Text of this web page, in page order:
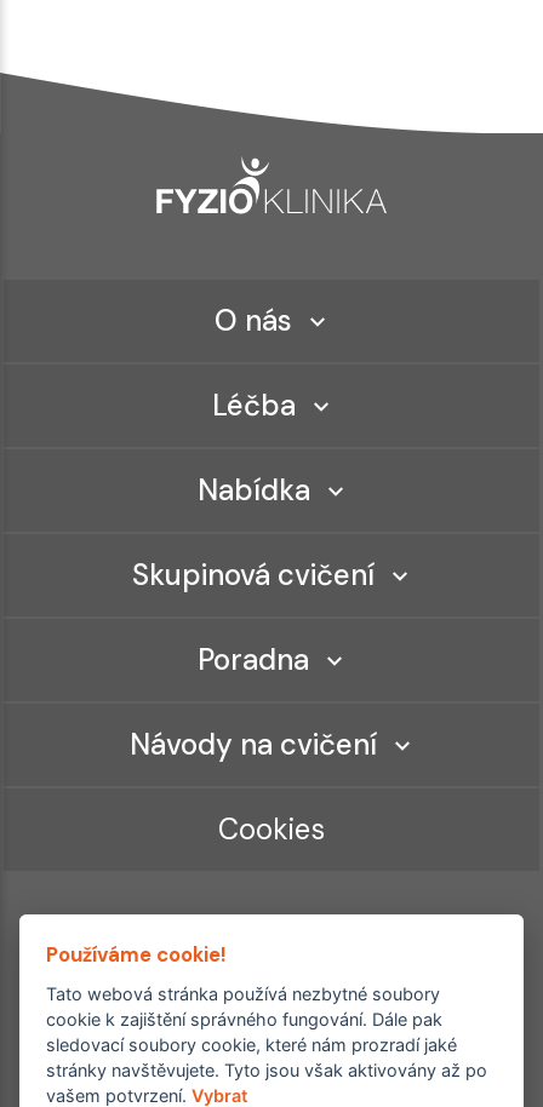
O nás
Léčba
Nabídka
Skupinová cvičení
Poradna
Návody na cvičení
Cookies
Ordinace roku
Rehabilitační ordinace
2. místo – 2017/2019
Používáme cookie!
Tato webová stránka používá nezbytné soubory
cookie k zajištění správného fungování. Dále pak
sledovací soubory cookie, které nám prozradí jaké
stránky navštěvujete. Tyto jsou však aktivovány až po
vašem potvrzení.Vybrat